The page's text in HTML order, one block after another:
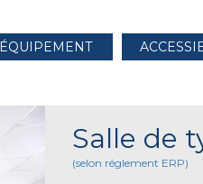
ÉQUIPEMENT
Salle de
(selon réglement ERP)